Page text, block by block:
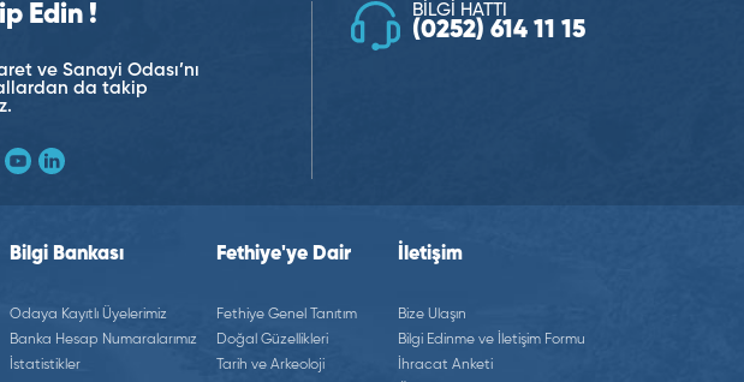
Edin !
ve Sanayi Odası’nı
da takip
BİLGİ HATTI
(0252) 614 11 15
Bilgi Bankası
Odaya Kayıtlı Üyelerimiz
Banka Hesap Numaralarımız
İstatistikler
Fethiye'ye Dair
Fethiye Genel Tanıtım
Doğal Güzellikleri
Tarih ve Arkeoloji
İletişim
Bize Ulaşın
Bilgi Edinme ve İletişim Formu
İhracat Anketi